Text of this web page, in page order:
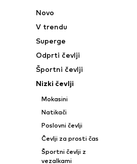
Novo
V trendu
Superge
Odprti čevlji
Športni čevlji
Nizki čevlji
Mokasini
Natikači
Poslovni čevlji
Čevlji za prosti čas
Športni čevlji z
vezalkami